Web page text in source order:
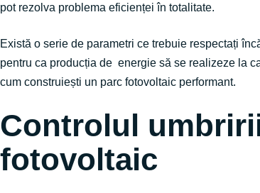
pot rezolva problema eficienței în totalitate.
Există o serie de parametri ce trebuie respectați
pentru ca producția de energie să se realizeze la
cum construiești un parc fotovoltaic performant.
Controlul
fotovoltaic